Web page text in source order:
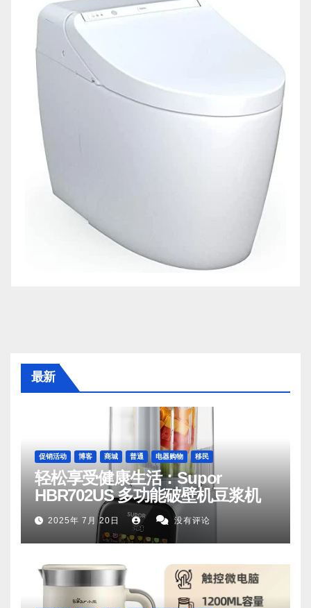
最新
促销活动 博客 商城 普通 电器购物 移民
轻松享受健康生活：Supor
HBR702US 多功能破壁机豆浆机
2025年 7月 20日 没有评论